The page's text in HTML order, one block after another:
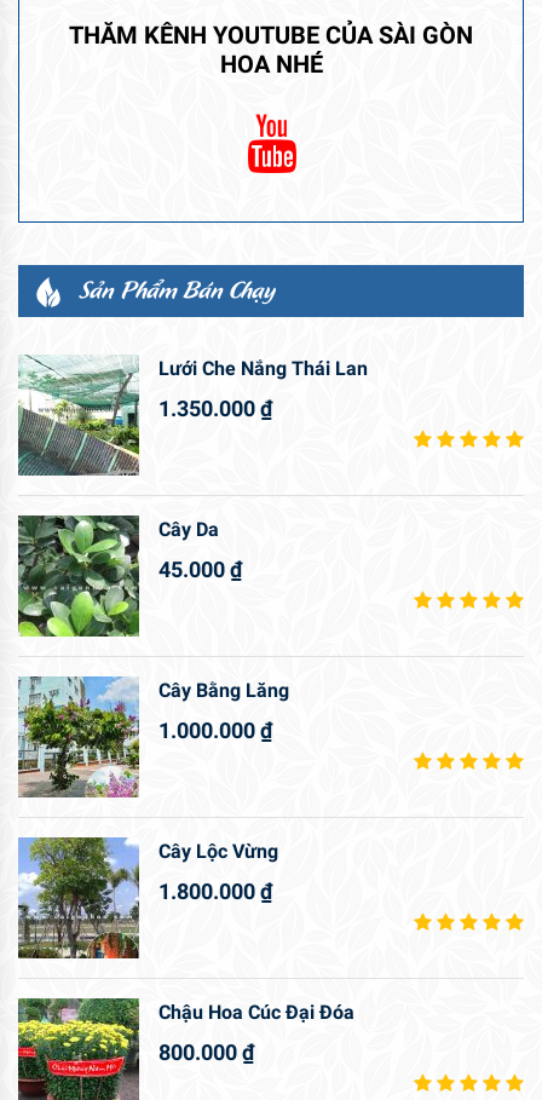
THĂM KÊNH YOUTUBE CỦA SÀI GÒN
HOA NHÉ
Sản Phẩm Bán Chạy
Lưới Che Nắng Thái Lan
1.350.000₫
Cây Da
45.000₫
Cây Bằng Lăng
1.000.000₫
Cây Lộc Vừng
1.800.000₫
Chậu Hoa Cúc Đại Đóa
800.000₫